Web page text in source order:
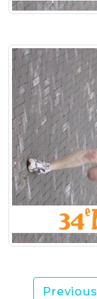
Previous